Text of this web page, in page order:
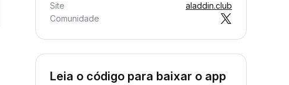
Site
aladdin.club
Comunidade
Leia o código para baixar o app